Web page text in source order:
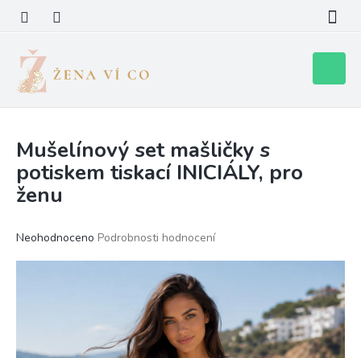
obsah
košík
Mušelínový set mašličky s
potiskem tiskací INICIÁLY, pro
ženu
Průměrné
Neohodnoceno Podrobnosti hodnocení